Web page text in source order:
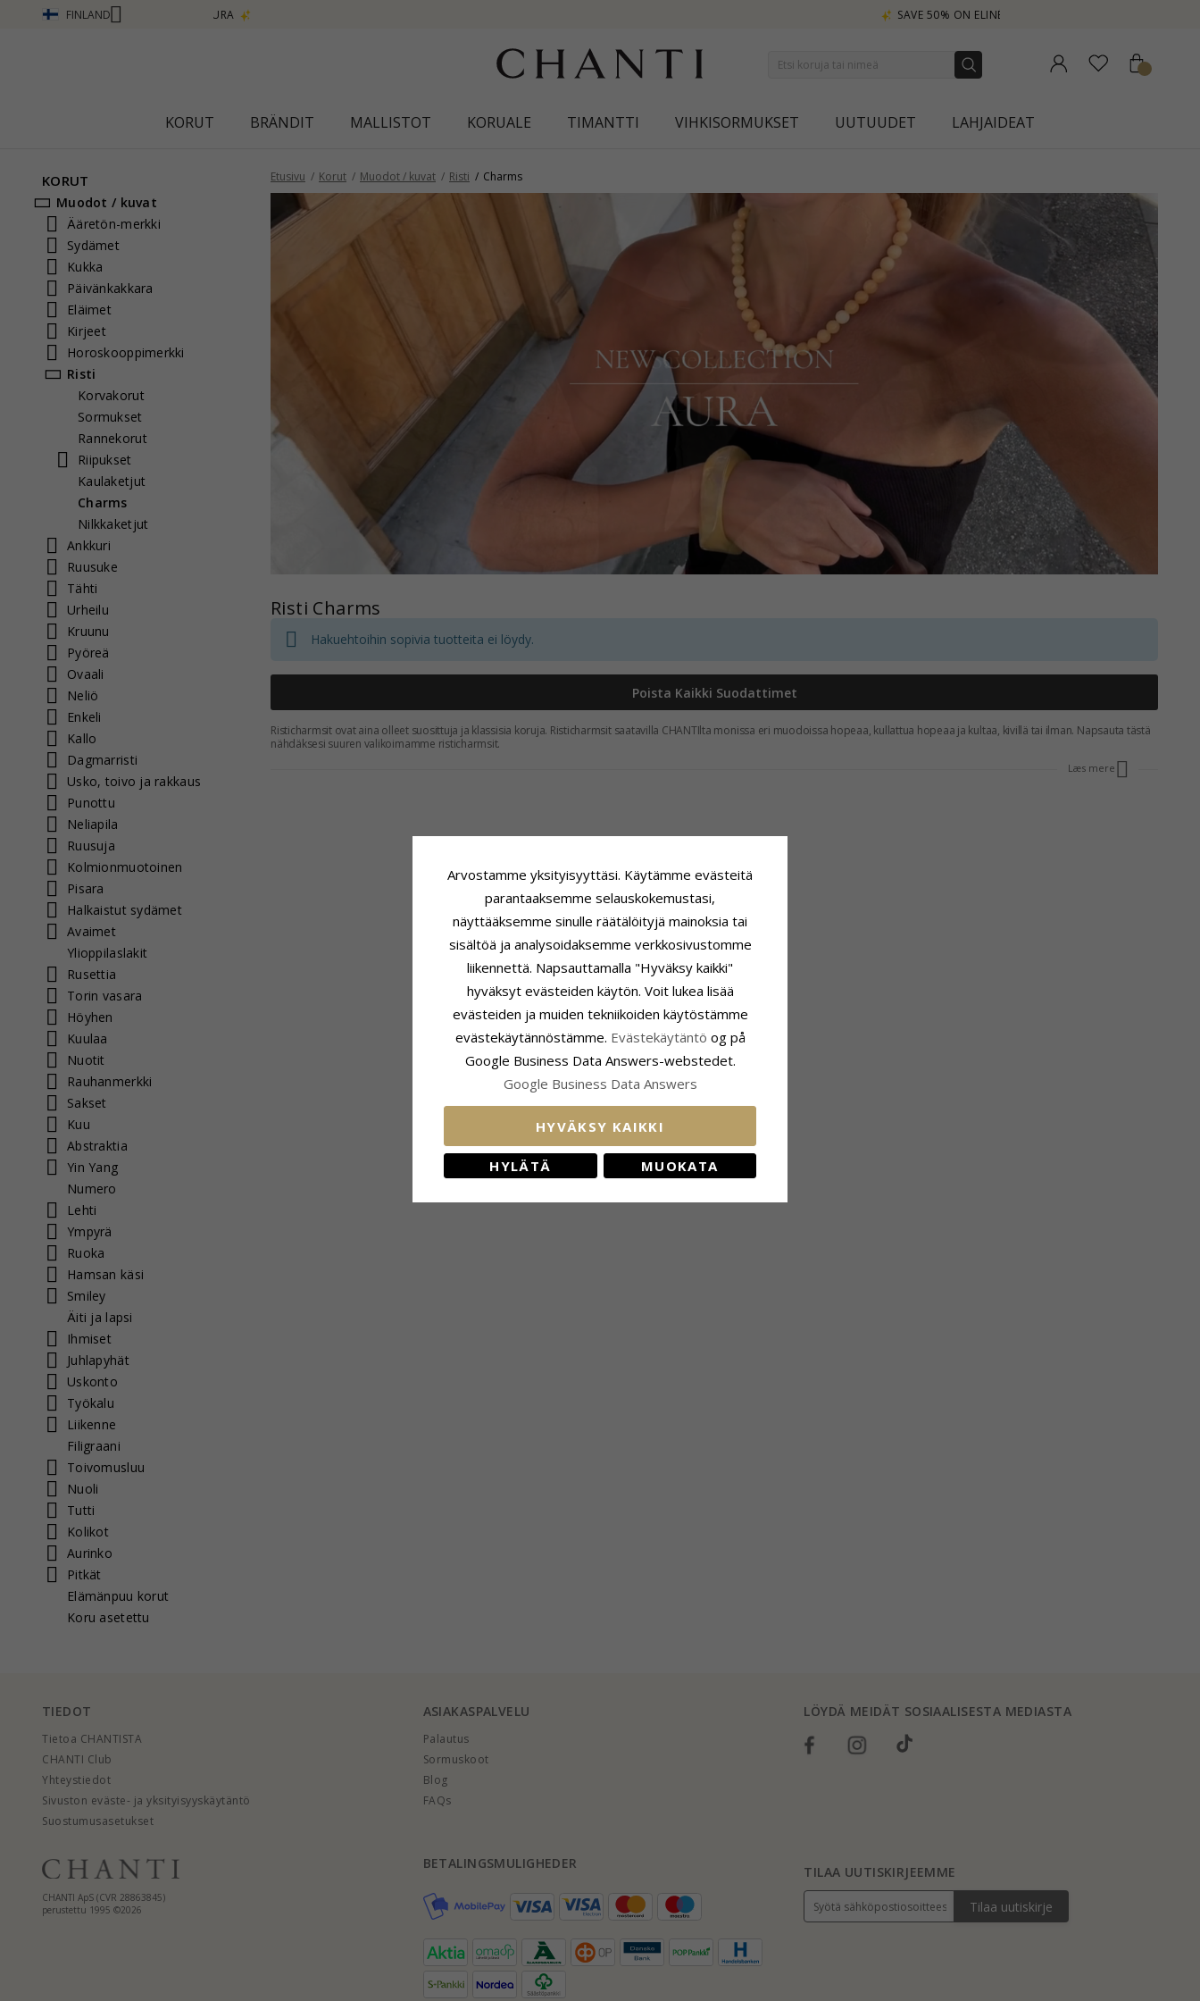
FINLAND
KORUT BRÄNDIT MALLISTOT KORUALE TIMANTTI VIHKISORMUKSET UUTUUDET LAHJAIDEAT
KORUT
Muodot / kuvat
Ääretön-merkki
Sydämet
Kukka
Päivänkakkara
Eläimet
Kirjeet
Horoskooppimerkki
Risti
Korvakorut
Sormukset
Rannekorut
Riipukset
Kaulaketjut
Charms
Nilkkaketjut
Ankkuri
Ruusuke
Tähti
Urheilu
Kruunu
Pyöreä
Ovaali
Neliö
Enkeli
Kallo
Dagmarristi
Usko, toivo ja rakkaus
Punottu
Neliapila
Ruusuja
Kolmionmuotoinen
Pisara
Halkaistut sydämet
Avaimet
Ylioppilaslakit
Rusettia
Torin vasara
Höyhen
Kuulaa
Nuotit
Rauhanmerkki
Sakset
Kuu
Abstraktia
Yin Yang
Numero
Lehti
Ympyrä
Ruoka
Hamsan käsi
Smiley
Äiti ja lapsi
Ihmiset
Juhlapyhät
Uskonto
Työkalu
Liikenne
Filigraani
Toivomusluu
Nuoli
Tutti
Kolikot
Aurinko
Pitkät
Elämänpuu korut
Koru asetettu
Etusivu Korut Muodot / kuvat Risti Charms
Risti Charms
Hakuehtoihin sopivia tuotteita ei löydy.
Poista Kaikki Suodattimet
Risticharmsit ovat aina olleet suosittuja ja klassisia koruja. Risticharmsit saatavilla CHANTIlta monissa eri muodoissa hopeaa, kullattua hopeaa ja kultaa, kivillä tai ilman. Napsauta tästä
nähdäksesi suuren valikoimamme risticharmsit.
Læs mere
TIEDOT
Tietoa CHANTISTA
CHANTI Club
Yhteystiedot
Sivuston eväste- ja yksityisyyskäytäntö
Suostumusasetukset
ASIAKASPALVELU
Palautus
Sormuskoot
Blog
FAQs
LÖYDÄ MEIDÄT SOSIAALISESTA MEDIASTA
CHANTI ApS (CVR 28863845)
perustettu 1995 ©2026
BETALINGSMULIGHEDER
TILAA UUTISKIRJEEMME
Tilaa uutiskirje
Arvostamme yksityisyyttäsi. Käytämme evästeitä
parantaaksemme selauskokemustasi,
näyttääksemme sinulle räätälöityjä mainoksia tai
sisältöä ja analysoidaksemme verkkosivustomme
liikennettä. Napsauttamalla "Hyväksy kaikki"
hyväksyt evästeiden käytön. Voit lukea lisää
evästeiden ja muiden tekniikoiden käytöstämme
evästekäytännöstämme. Evästekäytäntö og på
Google Business Data Answers-webstedet.
Google Business Data Answers
HYVÄKSY KAIKKI
HYLÄTÄ MUOKATA